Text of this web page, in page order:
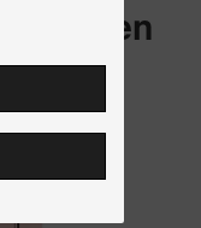
ä-boken